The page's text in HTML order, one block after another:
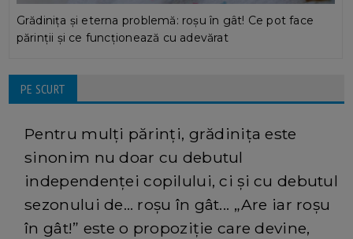
Grădinița și eterna problemă: roșu în gât! Ce pot face
părinții și ce funcționează cu adevărat
PE SCURT
Pentru mulți părinți, grădinița este
sinonim nu doar cu debutul
independenței copilului, ci și cu debutul
sezonului de… roșu în gât... „Are iar roșu
în gât!” este o propoziție care devine,